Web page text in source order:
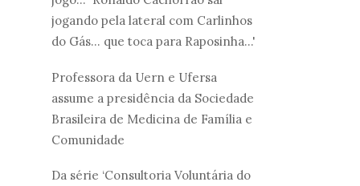
jogando pela lateral com Carlinhos
do Gás... que toca para Raposinha...'
Professora da Uern e Ufersa
assume a presidência da Sociedade
Brasileira de Medicina de Família e
Comunidade
Da série ‘Consultoria Voluntária do